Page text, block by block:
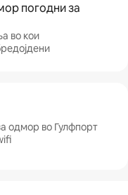
погодни за
во кои
одмор во Гулфпорт